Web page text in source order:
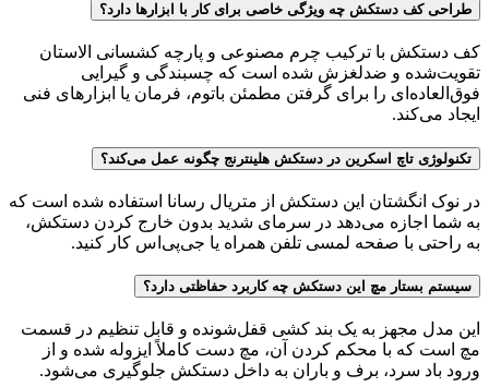
طراحی کف دستکش چه ویژگی خاصی برای کار با ابزارها دارد؟
کف دستکش با ترکیب چرم مصنوعی و پارچه کشسانی الاستان
تقویت‌شده و ضدلغزش شده است که چسبندگی و گیرایی
فوق‌العاده‌ای را برای گرفتن مطمئن باتوم، فرمان یا ابزارهای فنی
ایجاد می‌کند.
تکنولوژی تاچ اسکرین در دستکش هلینترنج چگونه عمل می‌کند؟
در نوک انگشتان این دستکش از متریال رسانا استفاده شده است که
به شما اجازه می‌دهد در سرمای شدید بدون خارج کردن دستکش،
به راحتی با صفحه لمسی تلفن همراه یا جی‌پی‌اس کار کنید.
سیستم بستار مچ این دستکش چه کاربرد حفاظتی دارد؟
این مدل مجهز به یک بند کشی قفل‌شونده و قابل تنظیم در قسمت
مچ است که با محکم کردن آن، مچ دست کاملاً ایزوله شده و از
ورود باد سرد، برف و باران به داخل دستکش جلوگیری می‌شود.